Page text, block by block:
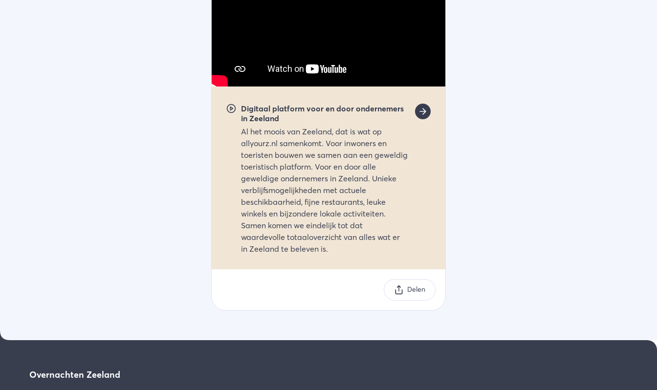
Digitaal platform voor en door ondernemers
in Zeeland
Al het moois van Zeeland, dat is wat op
allyourz.nl samenkomt. Voor inwoners en
toeristen bouwen we samen aan een geweldig
toeristisch platform. Voor en door alle
geweldige ondernemers in Zeeland. Unieke
verblijfsmogelijkheden met actuele
beschikbaarheid, fijne restaurants, leuke
winkels en bijzondere lokale activiteiten.
Samen komen we eindelijk tot dat
waardevolle totaaloverzicht van alles wat er
in Zeeland te beleven is.
Delen
Overnachten Zeeland